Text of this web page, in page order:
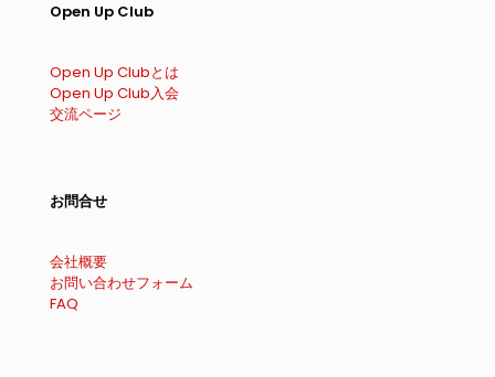
Open Up Club
Open Up Clubとは
Open Up Club入会
交流ページ
お問合せ
会社概要
お問い合わせフォーム
FAQ